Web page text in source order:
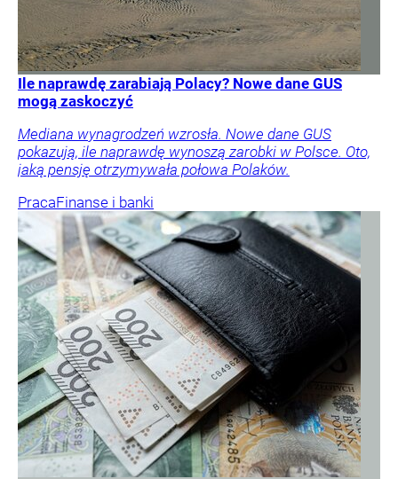
Ile naprawdę zarabiają Polacy? Nowe dane GUS
mogą zaskoczyć
Mediana wynagrodzeń wzrosła. Nowe dane GUS
pokazują, ile naprawdę wynoszą zarobki w Polsce. Oto,
jaką pensję otrzymywała połowa Polaków.
PracaFinanse i banki